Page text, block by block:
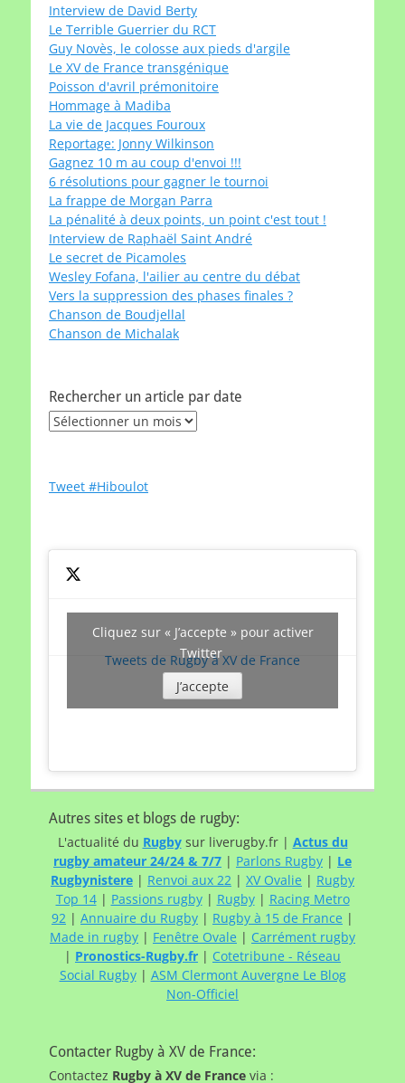
Interview de David Berty
Le Terrible Guerrier du RCT
Guy Novès, le colosse aux pieds d'argile
Le XV de France transgénique
Poisson d'avril prémonitoire
Hommage à Madiba
La vie de Jacques Fouroux
Reportage: Jonny Wilkinson
Gagnez 10 m au coup d'envoi !!!
6 résolutions pour gagner le tournoi
La frappe de Morgan Parra
La pénalité à deux points, un point c'est tout !
Interview de Raphaël Saint André
Le secret de Picamoles
Wesley Fofana, l'ailier au centre du débat
Vers la suppression des phases finales ?
Chanson de Boudjellal
Chanson de Michalak
Rechercher un article par date
Rechercher
date
Tweet #Hiboulot
Tweets de Rugby à XV de France
Cliquez sur « J’accepte » pour activer
Twitter
J’accepte
Autres sites et blogs de rugby:
L'actualité du Rugbysur liverugby.fr | Actus du
rugby amateur 24/24 & 7/7 | Parlons Rugby | Le
Rugbynistere | Renvoi aux 22 | XV Ovalie | Rugby
Top 14| Passions rugby| Rugby| Racing Metro
92 | Annuaire du Rugby | Rugby à 15 de France |
Made in rugby | Fenêtre Ovale | Carrément rugby
| Pronostics-Rugby.fr | Cotetribune - Réseau
Social Rugby| ASM Clermont Auvergne Le Blog
Non-Officiel
Contacter Rugby à XV de France:
Contactez Rugby à XV de France via :